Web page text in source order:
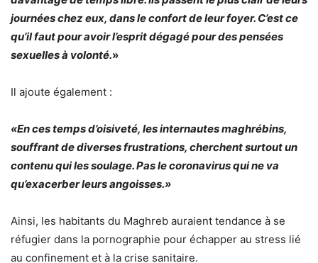
journées chez eux, dans le confort de leur foyer. C’est ce
qu’il faut pour avoir l’esprit dégagé pour des pensées
sexuelles à volonté.»
Il ajoute également :
«En ces temps d’oisiveté, les internautes maghrébins,
souffrant de diverses frustrations, cherchent surtout un
contenu qui les soulage. Pas le coronavirus qui ne va
qu’exacerber leurs angoisses.»
Ainsi, les habitants du Maghreb auraient tendance à se
réfugier dans la pornographie pour échapper au stress lié
au confinement et à la crise sanitaire.